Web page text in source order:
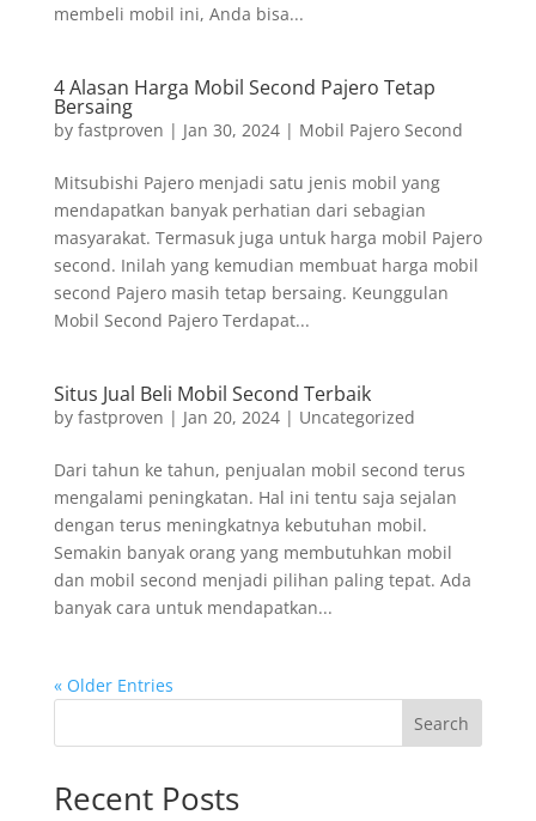
membeli mobil ini, Anda bisa...
4 Alasan Harga Mobil Second Pajero Tetap
Bersaing
by fastproven | Jan 30, 2024| Mobil Pajero Second
Mitsubishi Pajero menjadi satu jenis mobil yang
mendapatkan banyak perhatian dari sebagian
masyarakat. Termasuk juga untuk harga mobil Pajero
second. Inilah yang kemudian membuat harga mobil
second Pajero masih tetap bersaing. Keunggulan
Mobil Second Pajero Terdapat...
Situs Jual Beli Mobil Second Terbaik
by fastproven | Jan 20, 2024| Uncategorized
Dari tahun ke tahun, penjualan mobil second terus
mengalami peningkatan. Hal ini tentu saja sejalan
dengan terus meningkatnya kebutuhan mobil.
Semakin banyak orang yang membutuhkan mobil
dan mobil second menjadi pilihan paling tepat. Ada
banyak cara untuk mendapatkan...
« Older Entries
Search
Recent Posts